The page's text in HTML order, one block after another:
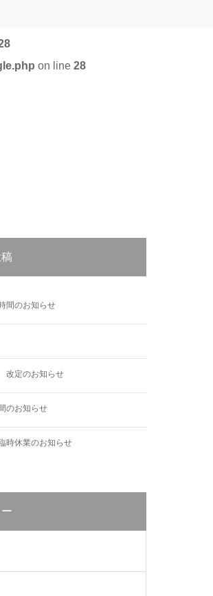
on line 28
間のお知らせ
改定のお知らせ
のお知らせ
時休業のお知らせ